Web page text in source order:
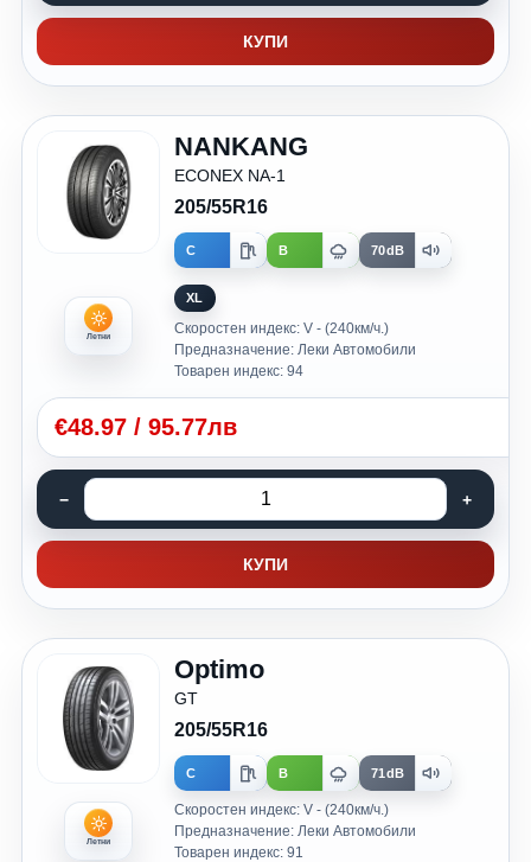
КУПИ
Летни
NANKANG
ECONEX NA-1
205/55R16
C B 70dB
XL
Скоростен индекс: V - (240км/ч.)
Предназначение: Леки Автомобили
Товарен индекс: 94
€48.97 / 95.77лв
КУПИ
Летни
Optimo
GT
205/55R16
C B 71dB
Скоростен индекс: V - (240км/ч.)
Предназначение: Леки Автомобили
Товарен индекс: 91